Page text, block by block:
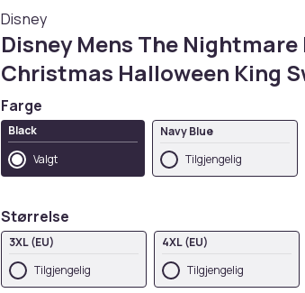
Disney
Disney Mens The
Christmas Halloween King
Farge
Black
Valgt
Navy Blue
Tilgjengelig
Størrelse
3XL (EU)
Tilgjengelig
4XL (EU)
Tilgjengelig